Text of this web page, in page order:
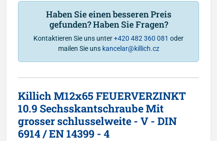
Haben Sie einen besseren Preis
gefunden? Haben Sie Fragen?
Kontaktieren Sie uns unter+420 482 360 081 oder
mailen Sie uns kancelar@killich.cz
Killich M12x65 FEUERVERZINKT
10.9 Sechsskantschraube Mit
grosser schlusselweite - V - DIN
6914 / EN 14399 - 4